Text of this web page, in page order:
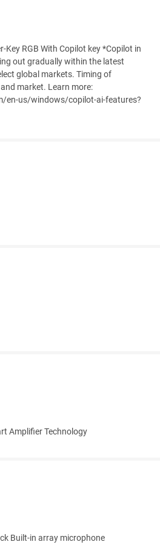
Key RGB With Copilot key *Copilot in
out gradually within the latest
global markets. Timing of
market. Learn more:
en-us/windows/copilot-ai-features?
Amplifier Technology
Built-in array microphone